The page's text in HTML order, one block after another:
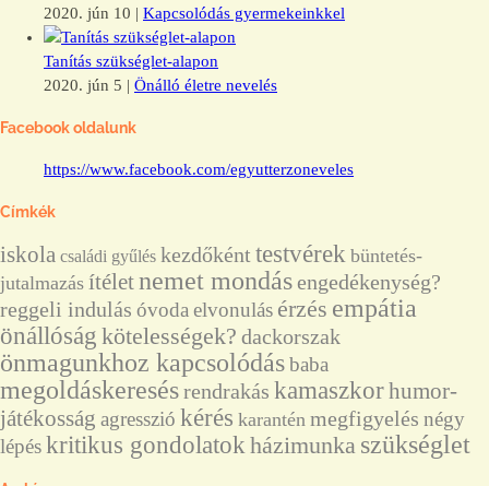
2020. jún 10 | Kapcsolódás gyermekeinkkel
Tanítás szükséglet-alapon
2020. jún 5 | Önálló életre nevelés
Facebook oldalunk
https://www.facebook.com/egyutterzoneveles
Címkék
iskola családi gyűlés kezdőként testvérek büntetés-
jutalmazás ítéletnemet mondásengedékenység?
reggeli indulás óvoda elvonulás érzés empátia
önállóság kötelességek? dackorszak
önmagunkhoz kapcsolódásbaba
megoldáskeresésrendrakás kamaszkorhumor-
játékosság agresszió kérés karantén megfigyelés négy
lépéskritikus gondolatok házimunka szükséglet